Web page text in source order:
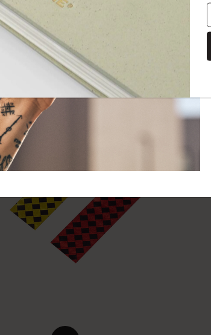
セット
パッションジャーナル
スチューデントカイエ
ウィークリープランナー
デイリープランナー
マンスリープランナー
ライフプランナー・コ
アカデミック・プランナ
『ロード・オブ・ザ・
カラーパターン ノート
サクラコレクション
馬年コレクション
ISSEY MIYAKE | モレス
ション
健康を愛する方への贈
趣味を愛する方へのギフ
ギフト